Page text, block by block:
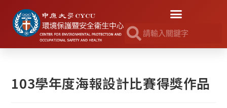
103學年度海報設計比賽得獎作品